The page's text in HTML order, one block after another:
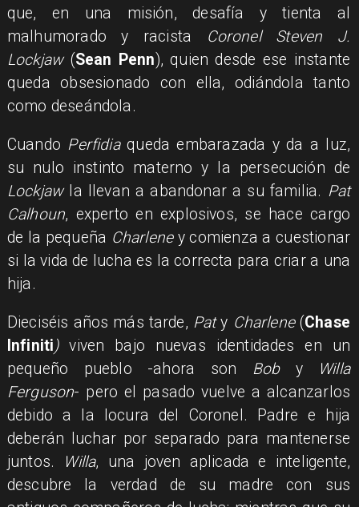
que, en una misión, desafía y tienta al
malhumorado y racista
Coronel Steven J.
Lockjaw (Sean Penn), quien desde ese instante
queda obsesionado con ella, odiándola tanto
como deseándola.
Cuando Perfidiaqueda embarazada y da a luz,
su nulo instinto materno y la persecución de
Lockjaw la llevan a abandonar a su familia. Pat
Calhoun, experto en explosivos, se hace cargo
de la pequeña Charleney comienza a cuestionar
si la vida de lucha es la correcta para criar a una
hija.
Dieciséis años más tarde, Paty Charlene(Chase
Infiniti)viven bajo nuevas identidades en un
pequeño pueblo -ahora son Bob y
Willa
Ferguson- pero el pasado vuelve a alcanzarlos
debido a la locura del Coronel. Padre e hija
deberán luchar por separado para mantenerse
juntos.
Willa, una joven aplicada e inteligente,
descubre la verdad de su madre con sus